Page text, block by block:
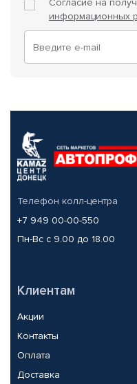
Согласие на
информационных
Телефон колл-центра
+7 949 00-00-550
Пн-Вс с 9.00 до 18.00
Клиентам
Акции
Контакты
Оплата
Доставка